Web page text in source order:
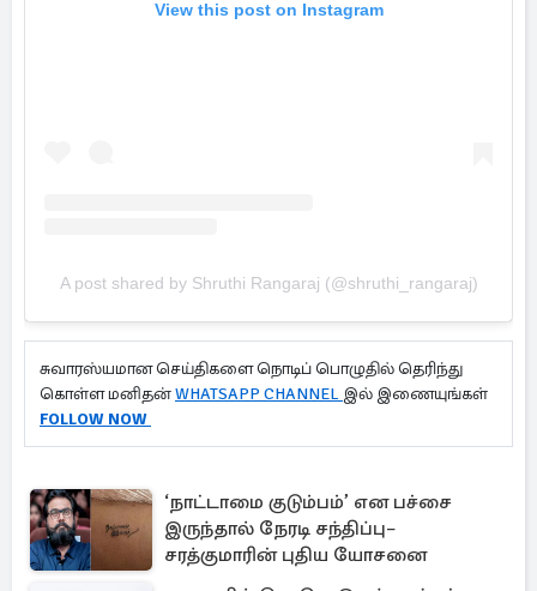
View this post on Instagram
A post shared by Shruthi Rangaraj (@shruthi_rangaraj)
சுவாரஸ்யமான செய்திகளை நொடிப் பொழுதில் தெரிந்து
கொள்ள மனிதன்WHATSAPP CHANNEL இல் இணையுங்கள்
FOLLOW NOW
‘நாட்டாமை குடும்பம்’ என பச்சை
இருந்தால் நேரடி சந்திப்பு–
சரத்குமாரின் புதிய யோசனை